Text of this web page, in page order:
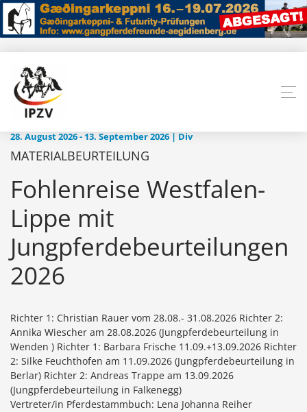
28. August 2026 - 13. September 2026 | Div
MATERIALBEURTEILUNG
Fohlenreise Westfalen-
Lippe mit
Jungpferdebeurteilungen
2026
Richter 1: Christian Rauer vom 28.08.- 31.08.2026 Richter 2:
Annika Wiescher am 28.08.2026 (Jungpferdebeurteilung in
Wenden ) Richter 1: Barbara Frische 11.09.+13.09.2026 Richter
2: Silke Feuchthofen am 11.09.2026 (Jungpferdebeurteilung in
Berlar) Richter 2: Andreas Trappe am 13.09.2026
(Jungpferdebeurteilung in Falkenegg)
Vertreter/in Pferdestammbuch: Lena Johanna Reiher